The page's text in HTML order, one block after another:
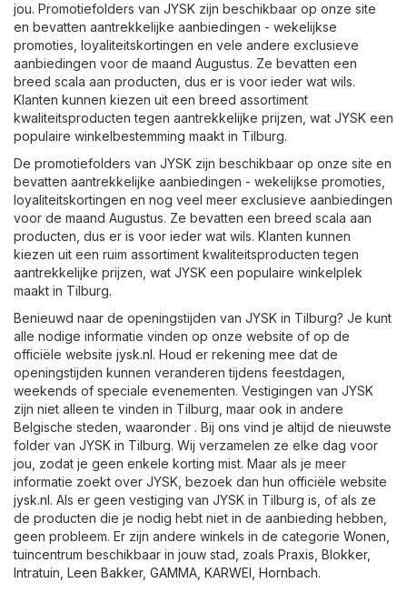
jou. Promotiefolders van JYSK zijn beschikbaar op onze site
en bevatten aantrekkelijke aanbiedingen - wekelijkse
promoties, loyaliteitskortingen en vele andere exclusieve
aanbiedingen voor de maand Augustus. Ze bevatten een
breed scala aan producten, dus er is voor ieder wat wils.
Klanten kunnen kiezen uit een breed assortiment
kwaliteitsproducten tegen aantrekkelijke prijzen, wat JYSK een
populaire winkelbestemming maakt in Tilburg.
De promotiefolders van JYSK zijn beschikbaar op onze site en
bevatten aantrekkelijke aanbiedingen - wekelijkse promoties,
loyaliteitskortingen en nog veel meer exclusieve aanbiedingen
voor de maand Augustus. Ze bevatten een breed scala aan
producten, dus er is voor ieder wat wils. Klanten kunnen
kiezen uit een ruim assortiment kwaliteitsproducten tegen
aantrekkelijke prijzen, wat JYSK een populaire winkelplek
maakt in Tilburg.
Benieuwd naar de openingstijden van JYSK in Tilburg? Je kunt
alle nodige informatie vinden op onze website of op de
officiële website jysk.nl. Houd er rekening mee dat de
openingstijden kunnen veranderen tijdens feestdagen,
weekends of speciale evenementen. Vestigingen van JYSK
zijn niet alleen te vinden in Tilburg, maar ook in andere
Belgische steden, waaronder . Bij ons vind je altijd de nieuwste
folder van JYSK in Tilburg. Wij verzamelen ze elke dag voor
jou, zodat je geen enkele korting mist. Maar als je meer
informatie zoekt over JYSK, bezoek dan hun officiële website
jysk.nl. Als er geen vestiging van JYSK in Tilburg is, of als ze
de producten die je nodig hebt niet in de aanbieding hebben,
geen probleem. Er zijn andere winkels in de categorie Wonen,
tuincentrum beschikbaar in jouw stad, zoals Praxis Blokker,
Intratuin Leen Bakker, GAMMA KARWEI Hornbach.